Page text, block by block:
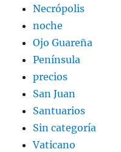
Necrópolis
noche
Ojo Guareña
Península
precios
San Juan
Santuarios
Sin categoría
Vaticano